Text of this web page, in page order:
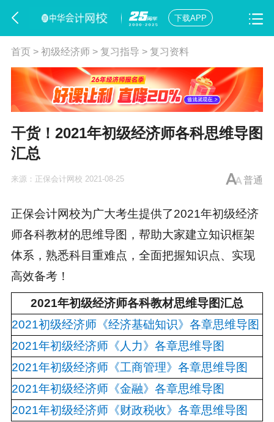
下载APP
首页> 初级经济师> 复习指导 > 复习资料
干货！2021年初级经济师各科思维导图
汇总
普通
来源： 正保会计网校 2021-08-25
正保会计网校为广大考生提供了2021年初级经济
师各科教材的思维导图，帮助大家建立知识框架
体系，熟悉科目重难点，全面把握知识点、实现
高效备考！
2021年初级经济师各科教材思维导图汇总
2021初级经济师《经济基础知识》各章思维导图
2021年初级经济师《人力》各章思维导图
2021年初级经济师《工商管理》各章思维导图
2021年初级经济师《金融》各章思维导图
2021年初级经济师《财政税收》各章思维导图